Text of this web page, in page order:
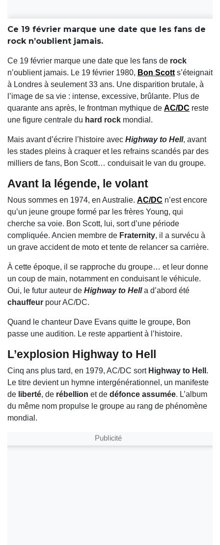
Ce 19 février marque une date que les fans de
rock n’oublient jamais.
Ce 19 février marque une date que les fans de rock
n’oublient jamais. Le 19 février 1980, Bon Scott s’éteignait
à Londres à seulement 33 ans. Une disparition brutale, à
l’image de sa vie : intense, excessive, brûlante. Plus de
quarante ans après, le frontman mythique de AC/DC reste
une figure centrale du hard rock mondial.
Mais avant d’écrire l’histoire avec Highway to Hell, avant
les stades pleins à craquer et les refrains scandés par des
milliers de fans, Bon Scott… conduisait le van du groupe.
Avant la légende, le volant
Nous sommes en 1974, en Australie. AC/DC n’est encore
qu’un jeune groupe formé par les frères Young, qui
cherche sa voie. Bon Scott, lui, sort d’une période
compliquée. Ancien membre de Fraternity, il a survécu à
un grave accident de moto et tente de relancer sa carrière.
À cette époque, il se rapproche du groupe… et leur donne
un coup de main, notamment en conduisant le véhicule.
Oui, le futur auteur de Highway to Hella d’abord été
chauffeur pour AC/DC.
Quand le chanteur Dave Evans quitte le groupe, Bon
passe une audition. Le reste appartient à l’histoire.
L’explosion Highway to Hell
Cinq ans plus tard, en 1979, AC/DC sort Highway to Hell .
Le titre devient un hymne intergénérationnel, un manifeste
de liberté, de rébellion et de défonce assumée. L’album
du même nom propulse le groupe au rang de phénomène
mondial.
Publicité